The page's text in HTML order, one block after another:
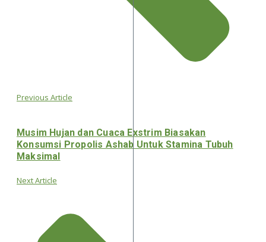
Previous Article
Musim Hujan dan Cuaca Exstrim Biasakan
Konsumsi Propolis Ashab Untuk Stamina Tubuh
Maksimal
Next Article